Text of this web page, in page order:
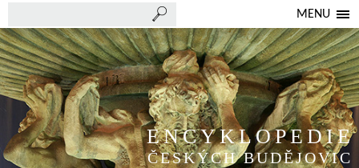
MENU
ENCYKLOPEDIE
ČESKÝCH BUDĚJOVIC